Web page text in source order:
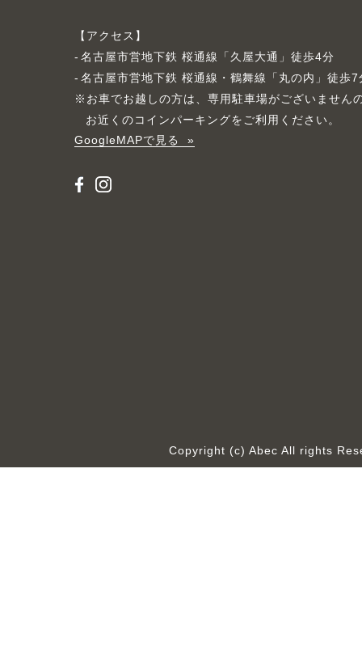
アクセス
名古屋市営地下鉄 桜通線「久屋大通」徒歩4分
名古屋市営地下鉄 桜通線・鶴舞線「丸の内」徒歩7
※お車でお越しの方は、専用駐車場がございません
お近くのコインパーキングをご利用ください。
GoogleMAPで見る
Copyright (c) Abec All rights